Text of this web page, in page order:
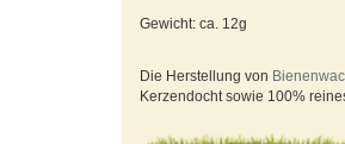
Gewicht: ca. 12g
Die Herstellung von
Kerzendocht sowie 100%